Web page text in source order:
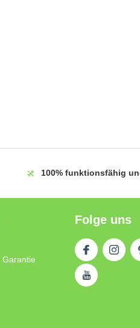
100% funktionsfähig
Folge uns